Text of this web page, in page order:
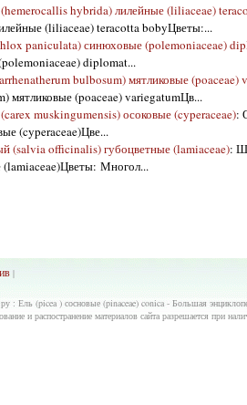
hybrida) лилейные (liliaceae)
(liliaceae) teracotta bobyЦветы:...
paniculata) синюховые (polemoniaceae)
diplomat...
bulbosum) мятликовые (poaceae)
мятликовые (poaceae) variegatumЦв...
muskingumensis) осоковые (cyperaceae):
(cyperaceae)Цве...
(salvia officinalis) губоцветные (lamiaceae):
Многол...
|
: Ель (picea ) сосновые (pinaceae) conica - Большая
и распостранение материалов сайта разрешается при